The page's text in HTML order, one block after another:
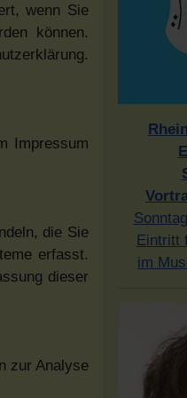
wenn Sie
können.
Impressum
die Sie
erfasst.
dieser
zur Analyse
Eintritt
im